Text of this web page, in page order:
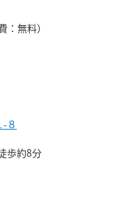
無料）
８
歩約8分